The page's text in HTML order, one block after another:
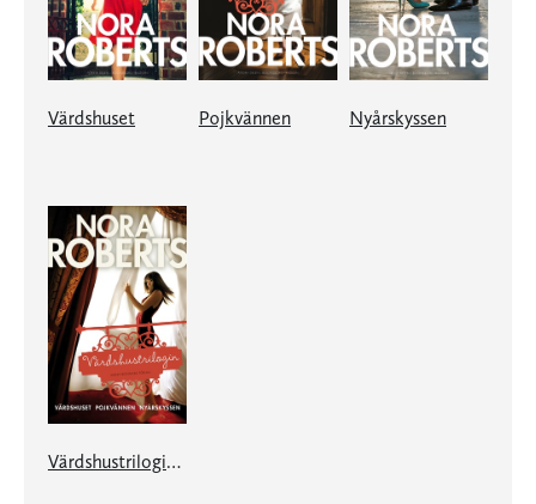
Värdshuset Pojkvännen Nyårskyssen
Värdshustrilogin (Värdshuset, Pojkvännen, Nyårskyssen)